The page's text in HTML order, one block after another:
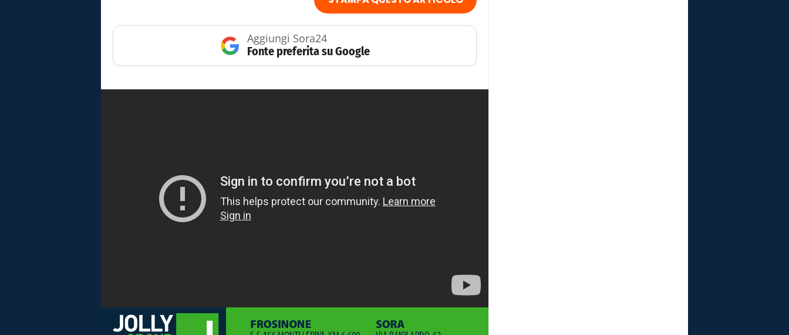
Aggiungi Sora24
Fonte preferita su Google